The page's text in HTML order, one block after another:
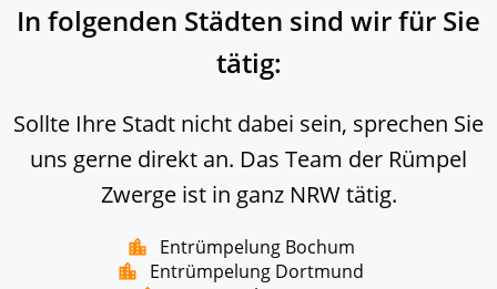
In folgenden Städten sind wir für Sie
tätig:
Sollte Ihre Stadt nicht dabei sein, sprechen Sie
uns gerne direkt an. Das Team der Rümpel
Zwerge ist in ganz NRW tätig.
Entrümpelung Bochum
Entrümpelung Dortmund